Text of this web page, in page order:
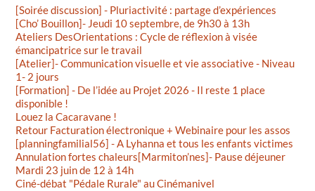
[Soirée discussion] - Pluriactivité : partage d’expériences
[Cho’ Bouillon]- Jeudi 10 septembre, de 9h30 à 13h
Ateliers DesOrientations : Cycle de réflexion à visée
émancipatrice sur le travail
[Atelier]- Communication visuelle et vie associative - Niveau
1- 2 jours
[Formation] - De l’idée au Projet 2026 - Il reste 1 place
disponible !
Louez la Cacaravane !
Retour Facturation électronique + Webinaire pour les assos
[planningfamilial56] - A Lyhanna et tous les enfants victimes
Annulation fortes chaleurs[Marmiton’nes]- Pause déjeuner
Mardi 23 juin de 12 à 14h
Ciné-débat "Pédale Rurale" au Cinémanivel